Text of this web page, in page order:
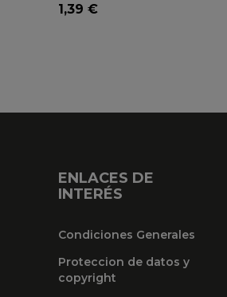
1,39 €
ENLACES DE
INTERÉS
Condiciones Generales
Proteccion de datos y
copyright